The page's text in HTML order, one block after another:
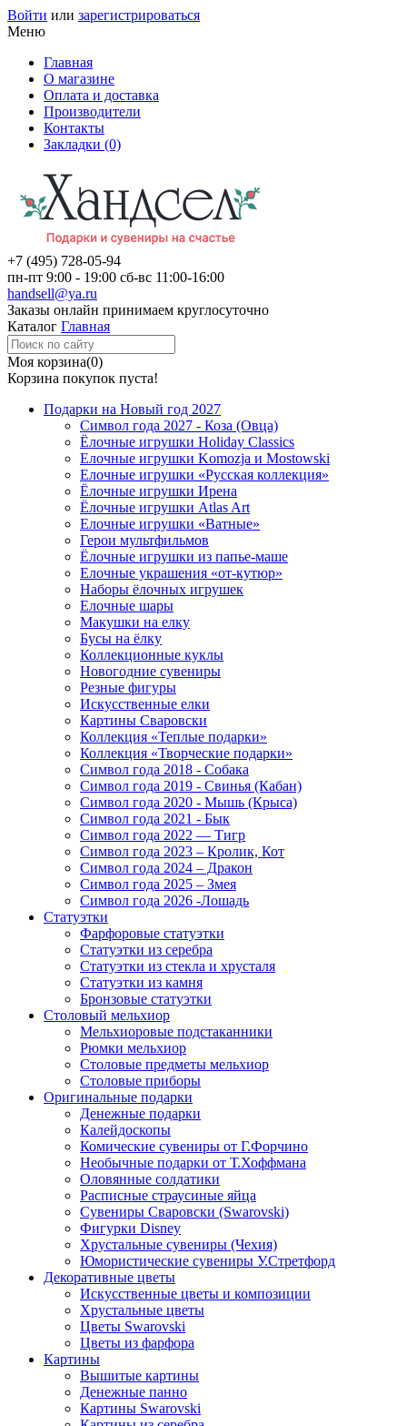
Войти или зарегистрироваться
Меню
Главная
О магазине
Оплата и доставка
Производители
Контакты
Закладки (0)
+7 (495) 728-05-94
пн-пт 9:00 - 19:00 сб-вс 11:00-16:00
handsell@ya.ru
Заказы онлайн принимаем круглосуточно
Каталог Главная
Моя корзина(0)
Корзина покупок пуста!
Подарки на Новый год 2027
Символ года 2027 - Коза (Овца)
Ёлочные игрушки Holiday Classics
Елочные игрушки Komozja и Mostowski
Елочные игрушки «Русская коллекция»
Ёлочные игрушки Ирена
Ёлочные игрушки Atlas Art
Елочные игрушки «Ватные»
Герои мультфильмов
Ёлочные игрушки из папье-маше
Елочные украшения «от-кутюр»
Наборы ёлочных игрушек
Елочные шары
Макушки на елку
Бусы на ёлку
Коллекционные куклы
Новогодние сувениры
Резные фигуры
Искусственные елки
Картины Сваровски
Коллекция «Теплые подарки»
Коллекция «Творческие подарки»
Символ года 2018 - Собака
Символ года 2019 - Свинья (Кабан)
Символ года 2020 - Мышь (Крыса)
Символ года 2021 - Бык
Символ года 2022 — Тигр
Символ года 2023 – Кролик, Кот
Символ года 2024 – Дракон
Символ года 2025 – Змея
Символ года 2026 -Лошадь
Статуэтки
Фарфоровые статуэтки
Статуэтки из серебра
Статуэтки из стекла и хрусталя
Статуэтки из камня
Бронзовые статуэтки
Столовый мельхиор
Мельхиоровые подстаканники
Рюмки мельхиор
Столовые предметы мельхиор
Столовые приборы
Оригинальные подарки
Денежные подарки
Калейдоскопы
Комические сувениры от Г.Форчино
Необычные подарки от Т.Хоффмана
Оловянные солдатики
Расписные страусиные яйца
Сувениры Сваровски (Swarovski)
Фигурки Disney
Хрустальные сувениры (Чехия)
Юмористические сувениры У.Стретфорд
Декоративные цветы
Искусственные цветы и композиции
Хрустальные цветы
Цветы Swarovski
Цветы из фарфора
Картины
Вышитые картины
Денежные панно
Картины Swarovski